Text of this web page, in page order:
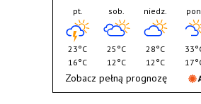
pt.
23°C
16°C
sob.
25°C
12°C
niedz.
28°C
12°C
pon.
Zobacz pełną prognozę